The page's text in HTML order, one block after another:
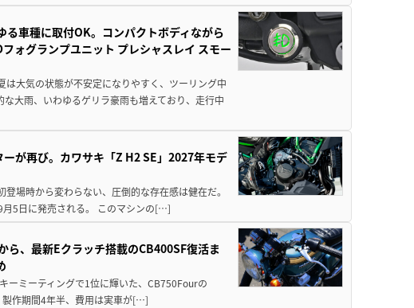
車種に取付OK。コンパクトボディながら
ォグランプユニット プレシャスレイ スモー
大気の状態が不安定になりやすく、ツーリング中
大雨、いわゆるゲリラ豪雨も増えており、走行中
が再び。カワサキ「Z H2 SE」2027年モデ
場時から変わらない、圧倒的な存在感は健在だ。
月5日に発売される。 このマシンの[…]
ら、最新Eクラッチ搭載のCB400SF復活ま
ーミーティングで1位に輝いた、CB750Fourの
作期間4年半、費用は実車が[…]